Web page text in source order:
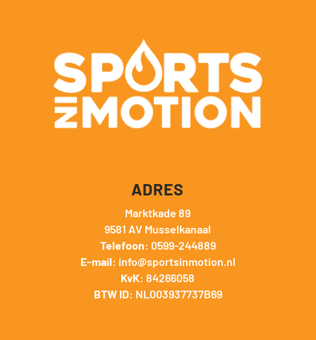
ADRES
Marktkade 89
9581 AV Musselkanaal
Telefoon: 0599-244889
E-mail: info@sportsinmotion.nl
KvK: 84266058
BTW ID: NL003937737B69